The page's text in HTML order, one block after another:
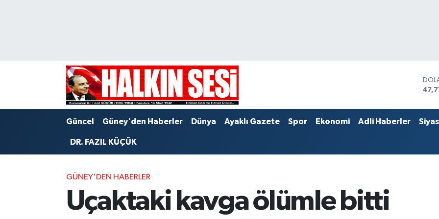
Güncel Güney'den Haberler Dünya Ayaklı Gazete Spor Ekonomi Adli Haberler
DR. FAZIL KÜÇÜK
GÜNEY'DEN HABERLER
Uçaktaki kavga ölümle bitti
Trafik Durumu
Puan Durumu ve Fikstür